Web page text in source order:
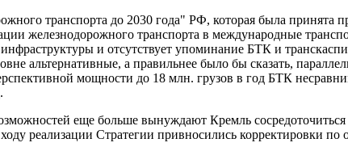
транспорта до 2030 года" РФ, которая была принята
железнодорожного транспорта в международные
и отсутствует упоминание БТК и
альтернативные, а правильнее было бы сказать,
мощности до 18 млн. грузов в год БТК
еще больше вынуждают Кремль
реализации Стратегии привносились корректировки